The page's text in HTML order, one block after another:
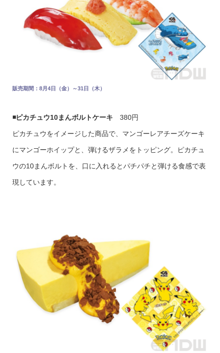
販売期間：8月4日（金）～31日（木）
◾️ピカチュウ10まんボルトケーキ 380円
ピカチュウをイメージした商品で、マンゴーレアチーズケーキ
にマンゴーホイップと、弾けるザラメをトッピング。ピカチュ
ウの10まんボルトを、口に入れるとパチパチと弾ける食感で表
現しています。